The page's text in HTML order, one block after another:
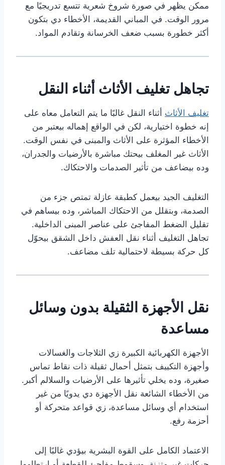
ممكن يظهر في صورة شروخ شعرية تتسع تدريجيًا مع
مرور الوقت. في المباني القديمة، الأخطاء دي بتكون
أكثر خطورة بسبب ضعف الخرسانة وتقادم المواد.
تجاهل تغليف الأثاث أثناء النقل
تغليف الأثاث أثناء النقل غالبًا ما يتم التعامل معاه على
إنه خطوة اختيارية، لكن في الواقع إهماله بيعتبر من
الأخطاء المؤثرة على الأثاث والمبنى في نفس الوقت.
الأثاث غير المغلف بيحتك مباشرة بالأرضيات والجدران،
وده بيضاعف من تأثير الصدمات والاحتكاك.
التغليف الجيد بيعمل كطبقة عازلة تمتص جزء من
الصدمة، وبتقلل من الاحتكاك المباشر، وده بيساهم في
تقليل الضغط المفاجئ على عناصر المبنى الداخلية.
تجاهل التغليف أثناء نقل العفش داخل الشقق بيحوّل
كل حركة بسيطة لاحتمالية تلف مضاعف.
نقل الأجهزة الثقيلة بدون وسائل
مساعدة
الأجهزة الكهربائية الكبيرة زي الثلاجات والغسالات
وأجهزة التكييف بتمثل أحمال ثقيلة ذات نقاط تماس
صغيرة، وده يخلي تأثيرها على الأرضيات والسلالم أكبر.
من الأخطاء الشائعة نقل الأجهزة دي يدويًا من غير
استخدام أي وسائل مساعدة، زي قواعد متحركة أو
أحزمة رفع.
الاعتماد الكامل على القوة البشرية بيؤدي غالبًا إلى